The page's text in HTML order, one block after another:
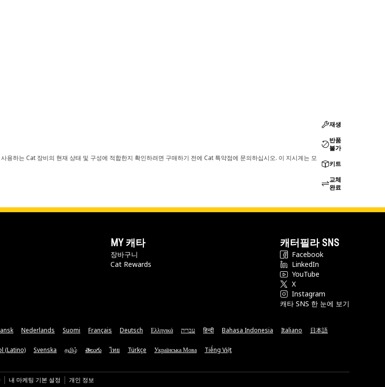
하는 Cat 장비의 현재 상태 및 구성에 적합한지 확인하려면 구매하기 전에 Cat 특약점에 문의하십시오. 이 지시계는 모
재생
반품
불가
키트
교체
완료
MY 캐타
장바구니
Cat Rewards
캐터필라 SNS
Facebook
LinkedIn
YouTube
X
Instagram
캐타 SNS 한 눈에 보기
Nederlands Suomi Français Deutsch Ελληνικά עברית हिन्दी Bahasa Indonesia Italiano 日本語
(Latino) Svenska தமிழ் తెలుగు ไทย Türkçe Українська Мова Tiếng Việt
내 마케팅 기본 설정 개인 정보